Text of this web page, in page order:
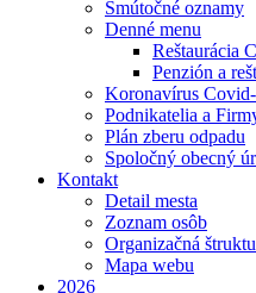
Smútočné oznamy
Denné menu
Reštaurácia
Penzión a
Koronavírus
Podnikatelia a
Plán zberu odpadu
Spoločný obecný
Kontakt
Detail mesta
Zoznam osôb
Organizačná
Mapa webu
2026